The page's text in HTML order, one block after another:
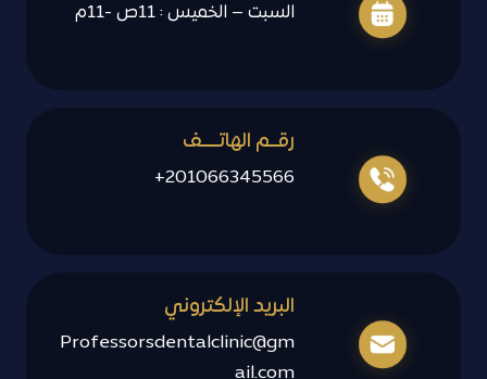
السبت – الخميس : 11ص -11م
رقــم الهاتــــف
201066345566+
البريد الإلكتروني
Professorsdentalclinic@gm
ail.com